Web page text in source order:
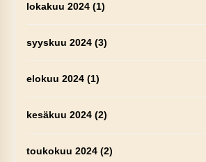
lokakuu 2024(1)
syyskuu 2024(3)
elokuu 2024(1)
kesäkuu 2024(2)
toukokuu 2024(2)